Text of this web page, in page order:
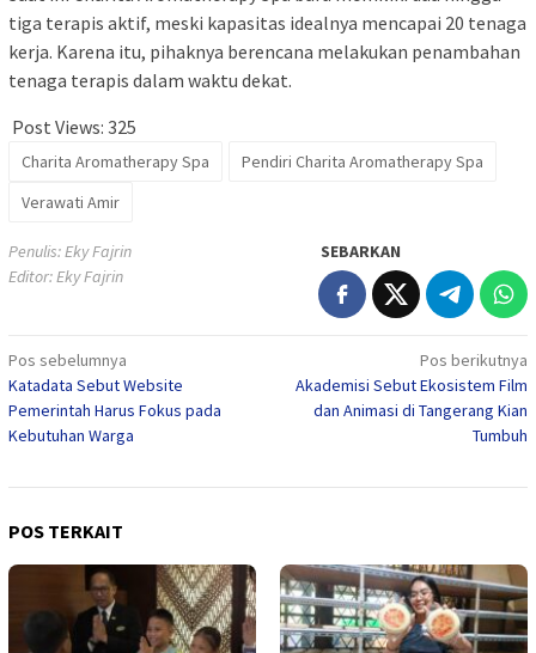
tiga terapis aktif, meski kapasitas idealnya mencapai 20 tenaga
kerja. Karena itu, pihaknya berencana melakukan penambahan
tenaga terapis dalam waktu dekat.
Post Views: 325
Charita Aromatherapy Spa
Pendiri Charita Aromatherapy Spa
Verawati Amir
Penulis: Eky Fajrin
Editor: Eky Fajrin
SEBARKAN
Navigasi
pos
Pos sebelumnya
Katadata Sebut Website
Pemerintah Harus Fokus pada
Kebutuhan Warga
Pos berikutnya
Akademisi Sebut Ekosistem Film
dan Animasi di Tangerang Kian
Tumbuh
POS TERKAIT